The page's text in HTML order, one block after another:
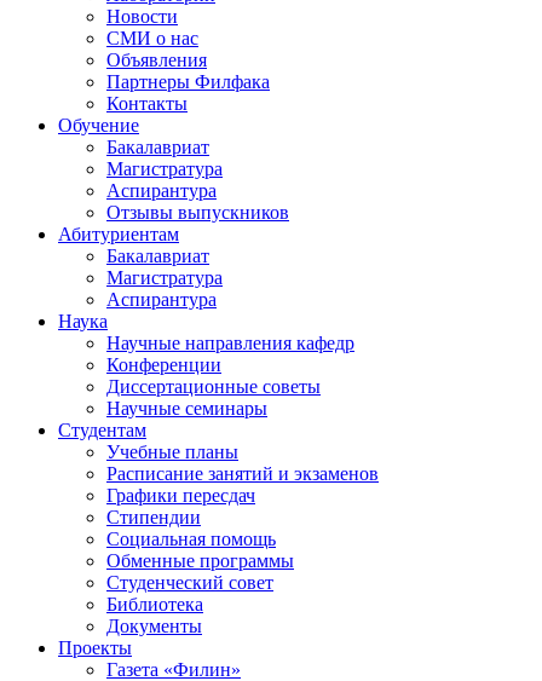
Новости
СМИ о нас
Объявления
Партнеры Филфака
Контакты
Обучение
Бакалавриат
Магистратура
Аспирантура
Отзывы выпускников
Абитуриентам
Бакалавриат
Магистратура
Аспирантура
Наука
Научные направления кафедр
Конференции
Диссертационные советы
Научные семинары
Студентам
Учебные планы
Расписание занятий и экзаменов
Графики пересдач
Стипендии
Социальная помощь
Обменные программы
Студенческий совет
Библиотека
Документы
Проекты
Газета «Филин»